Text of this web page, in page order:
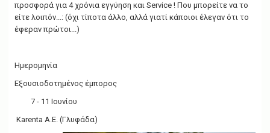
προσφορά για 4 χρόνια εγγύηση και Service ! Που μπορείτε να το
είτε λοιπόν...: (όχι τίποτα άλλο, αλλά γιατί κάποιοι έλεγαν ότι το
έφεραν πρώτοι...)
Ημερομηνία
Εξουσιοδοτημένος έμπορος
7 - 11 Ιουνίου
Karenta Α.Ε. (Γλυφάδα)